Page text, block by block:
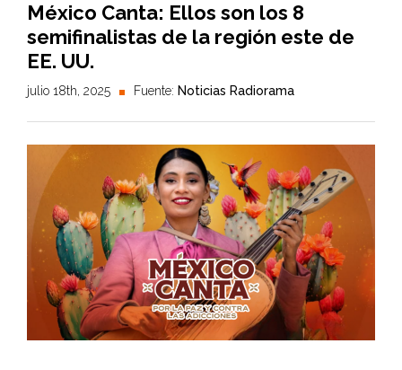
México Canta: Ellos son los 8
semifinalistas de la región este de
EE. UU.
julio 18th, 2025 Fuente: Noticias Radiorama